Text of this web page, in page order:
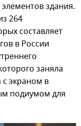
здания.
264
составляет
в России
заняла
с экраном в
подиумом для